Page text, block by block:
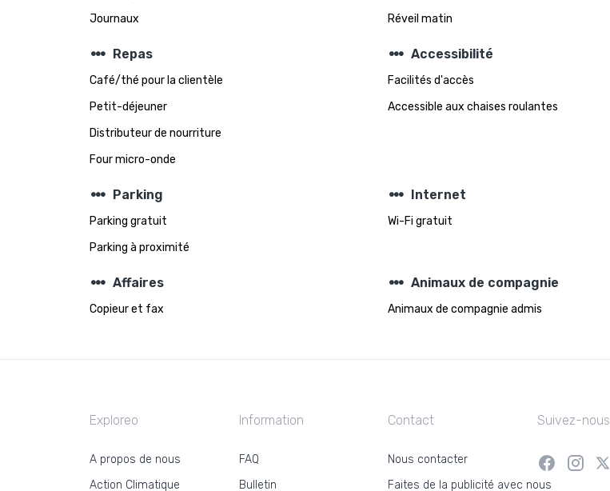
Journaux
Réveil matin
steppers Repas
Café/thé pour la clientèle
Petit-déjeuner
Distributeur de nourriture
Four micro-onde
steppers Accessibilité
Facilités d'accès
Accessible aux chaises roulantes
steppers Parking
Parking gratuit
Parking à proximité
steppers Internet
Wi-Fi gratuit
steppers Affaires
Copieur et fax
steppers Animaux de compagnie
Animaux de compagnie admis
Exploreo
A propos de nous
Action Climatique
Information
FAQ
Bulletin
Contact
Nous contacter
Faites de la publicité avec nous
Suivez-nous